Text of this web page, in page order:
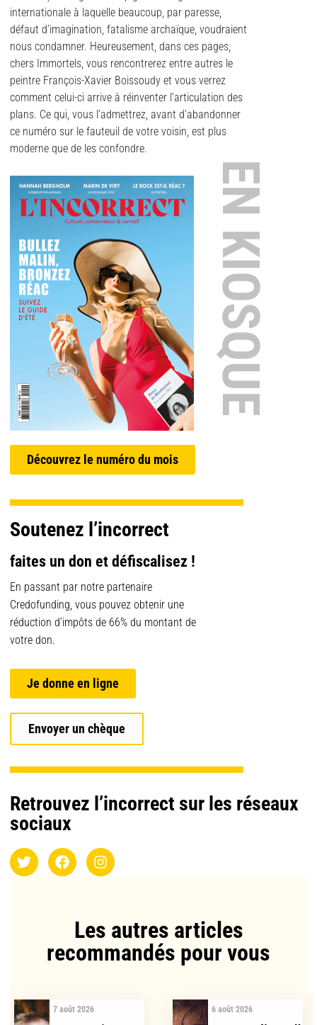
internationale à laquelle beaucoup, par paresse,
défaut d’imagination, fatalisme archaïque, voudraient
nous condamner. Heureusement, dans ces pages,
chers Immortels, vous rencontrerez entre autres le
peintre François-Xavier Boissoudy et vous verrez
comment celui-ci arrive à réinventer l’articulation des
plans. Ce qui, vous l’admettrez, avant d’abandonner
ce numéro sur le fauteuil de votre voisin, est plus
moderne que de les confondre.
EN KIOSQUE
Découvrez le numéro du mois
Soutenez l’incorrect
faites un don et défiscalisez !
En passant par notre partenaire
Credofunding, vous pouvez obtenir une
réduction d’impôts de 66% du montant de
votre don.
Je donne en ligne
Envoyer un chèque
Retrouvez l’incorrect sur les réseaux
sociaux
Les autres articles
recommandés pour vous​
7 août 2026 6 août 2026